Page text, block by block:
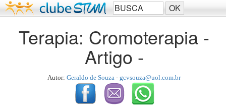
Terapia: Cromoterapia -
Artigo -
Autor: Geraldo de Souza - gcvsouza@uol.com.br